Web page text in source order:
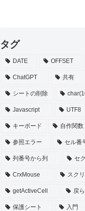
タグ
DATE OFFSET
ChatGPT 共有
シートの削除
Javascript UTF8
キーボード 自作関数
参照エラー セル番
列番号から列 セ
CrxMouse スク
getActiveCell 戻
保護シート 入門